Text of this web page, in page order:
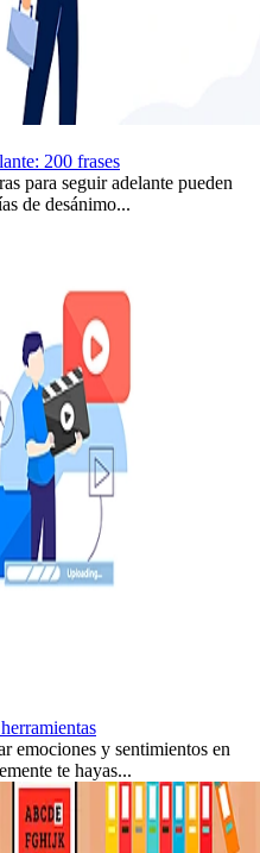
200 frases
para seguir adelante pueden
de desánimo...
emociones y sentimientos en
te hayas...